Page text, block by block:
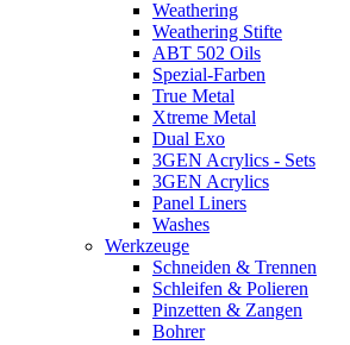
Weathering
Weathering Stifte
ABT 502 Oils
Spezial-Farben
True Metal
Xtreme Metal
Dual Exo
3GEN Acrylics - Sets
3GEN Acrylics
Panel Liners
Washes
Werkzeuge
Schneiden & Trennen
Schleifen & Polieren
Pinzetten & Zangen
Bohrer